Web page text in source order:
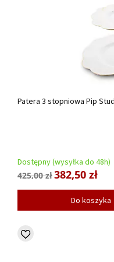
Patera 3 stopniowa Pip
Dostępny (wysyłka do 48h)
425,00 zł382,50 zł
Do koszyka